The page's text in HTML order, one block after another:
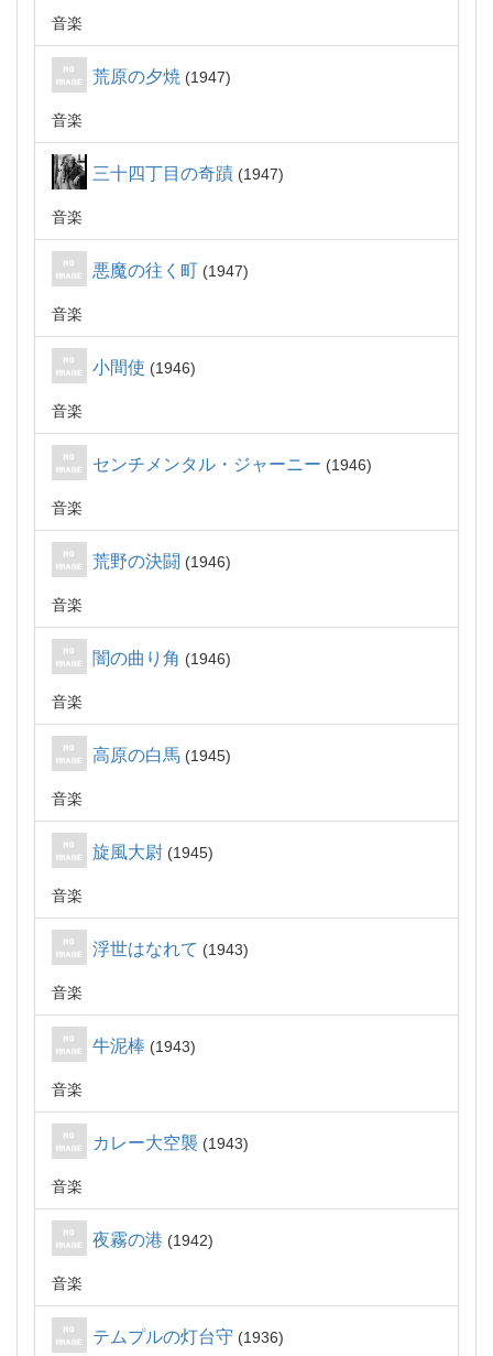
音楽
荒原の夕焼 1947
音楽
三十四丁目の奇蹟 1947
音楽
悪魔の往く町 1947
音楽
小間使 1946
音楽
センチメンタル・ジャーニー 1946
音楽
荒野の決闘 1946
音楽
闇の曲り角 1946
音楽
高原の白馬 1945
音楽
旋風大尉 1945
音楽
浮世はなれて 1943
音楽
牛泥棒 1943
音楽
カレー大空襲 1943
音楽
夜霧の港 1942
音楽
テムプルの灯台守 1936